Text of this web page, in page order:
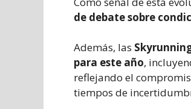
de debate sobre
Además, las
para este año,
reflejando el
tiempos de